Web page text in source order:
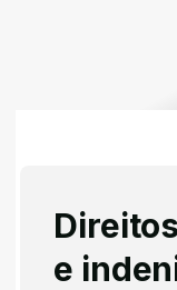
e